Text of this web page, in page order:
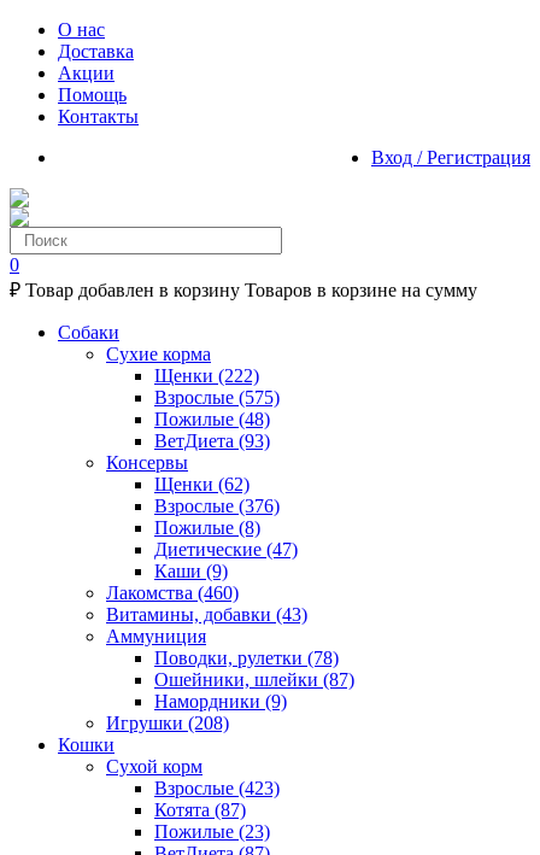
О нас
Доставка
Акции
Помощь
Контакты
Вход / Регистрация
0
₽ Товар добавлен в корзину Товаров в корзине на сумму
Собаки
Сухие корма
Щенки (222)
Взрослые (575)
Пожилые (48)
ВетДиета (93)
Консервы
Щенки (62)
Взрослые (376)
Пожилые (8)
Диетические (47)
Каши (9)
Лакомства (460)
Витамины, добавки (43)
Аммуниция
Поводки, рулетки (78)
Ошейники, шлейки (87)
Намордники (9)
Игрушки (208)
Кошки
Сухой корм
Взрослые (423)
Котята (87)
Пожилые (23)